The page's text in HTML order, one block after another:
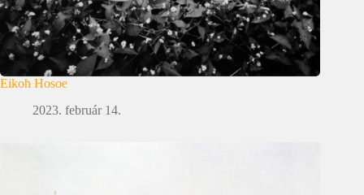
Eikoh Hosoe
2023. február 14.